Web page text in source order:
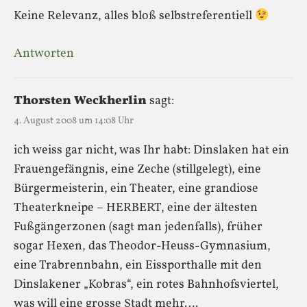
Keine Relevanz, alles bloß selbstreferentiell
Antworten
Thorsten Weckherlinsagt:
4. August 2008 um 14:08 Uhr
ich weiss gar nicht, was Ihr habt: Dinslaken hat ein
Frauengefängnis, eine Zeche (stillgelegt), eine
Bürgermeisterin, ein Theater, eine grandiose
Theaterkneipe – HERBERT, eine der ältesten
Fußgängerzonen (sagt man jedenfalls), früher
sogar Hexen, das Theodor-Heuss-Gymnasium,
eine Trabrennbahn, ein Eissporthalle mit den
Dinslakener „Kobras“, ein rotes Bahnhofsviertel,